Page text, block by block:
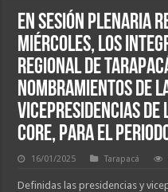
En sesión plenaria
miércoles, los
regional de
nombramientos de
vicepresidencias de
Core, para el
16/01/2025 Tarapacá
Definidas las presidencias y